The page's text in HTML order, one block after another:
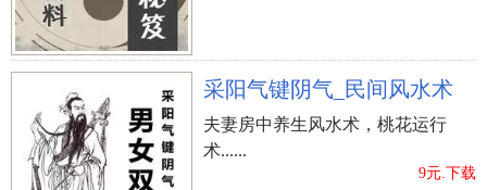
采阳气键阴气_民间风水术
夫妻房中养生风水术，桃花运行
术......
9元.下载